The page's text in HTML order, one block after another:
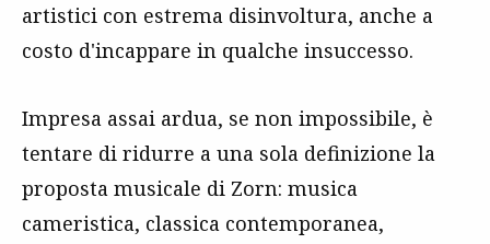
artistici con estrema disinvoltura, anche a
costo d'incappare in qualche insuccesso.
Impresa assai ardua, se non impossibile, è
tentare di ridurre a una sola definizione la
proposta musicale di Zorn: musica
cameristica, classica contemporanea,